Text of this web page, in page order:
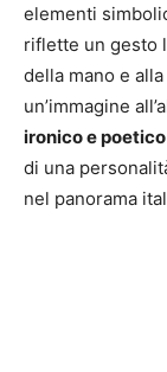
elementi
riflette un gesto
della mano e
un’immagine
ironico e poetico
di una
nel panorama